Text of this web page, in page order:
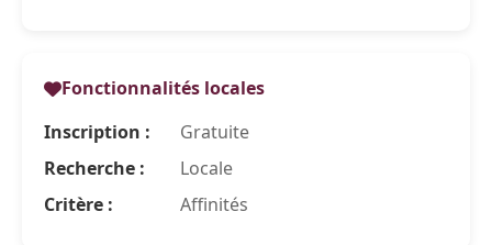
Fonctionnalités locales
Inscription :
Gratuite
Recherche :
Locale
Critère :
Affinités